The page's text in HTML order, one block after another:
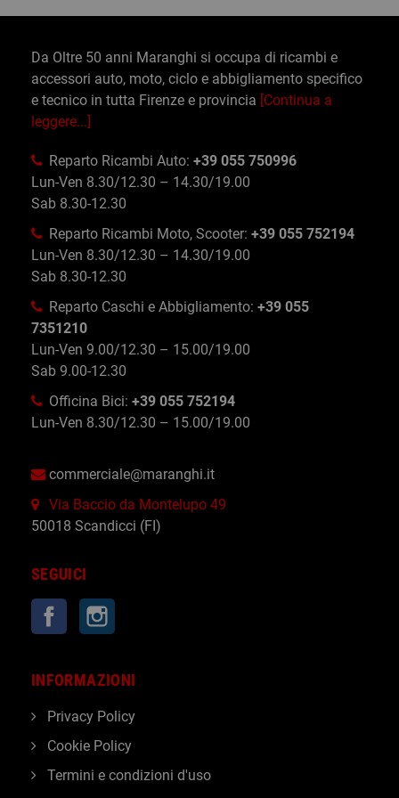
Da Oltre 50 anni Maranghi si occupa di ricambi e
accessori auto, moto, ciclo e abbigliamento specifico
e tecnico in tutta Firenze e provincia [Continua a
leggere...]
Reparto Ricambi Auto: +39 055 750996
Lun-Ven 8.30/12.30 – 14.30/19.00
Sab 8.30-12.30
Reparto Ricambi Moto, Scooter: +39 055 752194
Lun-Ven 8.30/12.30 – 14.30/19.00
Sab 8.30-12.30
Reparto Caschi e Abbigliamento: +39 055
7351210
Lun-Ven 9.00/12.30 – 15.00/19.00
Sab 9.00-12.30
Officina Bici: +39 055 752194
Lun-Ven 8.30/12.30 – 15.00/19.00
commerciale@maranghi.it
Via Baccio da Montelupo 49
50018 Scandicci (FI)
SEGUICI
Facebook
INFORMAZIONI
Privacy Policy
Cookie Policy
Termini e condizioni d'uso